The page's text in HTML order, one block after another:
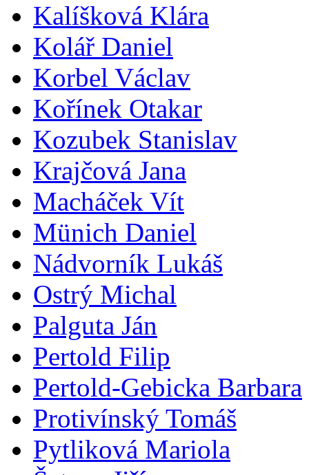
Kalíšková Klára
Kolář Daniel
Korbel Václav
Kořínek Otakar
Kozubek Stanislav
Krajčová Jana
Macháček Vít
Münich Daniel
Nádvorník Lukáš
Ostrý Michal
Palguta Ján
Pertold Filip
Pertold-Gebicka Barbara
Protivínský Tomáš
Pytliková Mariola